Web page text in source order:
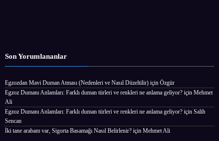
Son Yorumlananlar
Egzozdan Mavi Duman Atması (Nedenleri ve Nasıl Düzeltilir) için Özgür
Egzoz Dumanı Anlamları: Farklı duman türleri ve renkleri ne anlama geliyor? için Mehmet
Ali
Egzoz Dumanı Anlamları: Farklı duman türleri ve renkleri ne anlama geliyor? için Salih
Sencan
İki tane arabam var, Sigorta Basamağı Nasıl Belirlenir? için Mehmet Ali